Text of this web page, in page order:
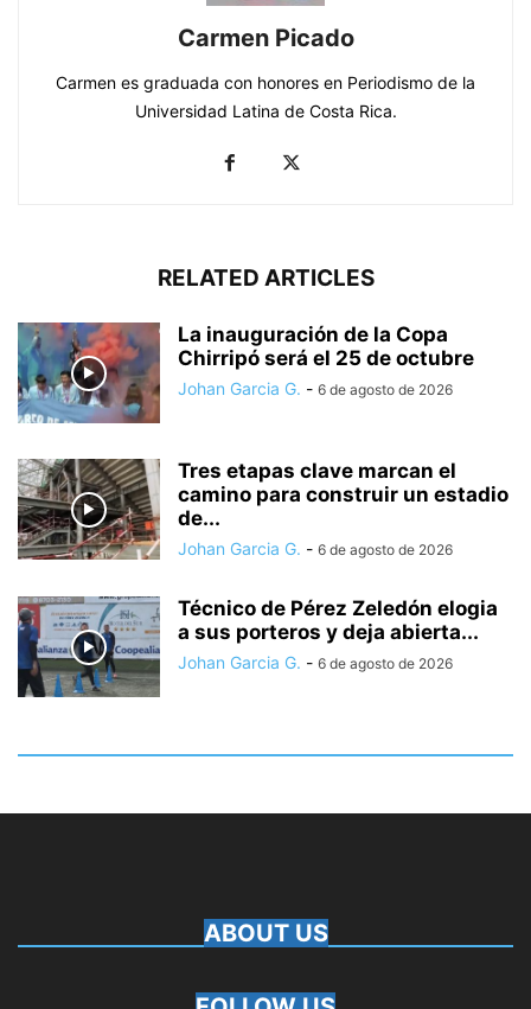
Carmen Picado
Carmen es graduada con honores en Periodismo de la
Universidad Latina de Costa Rica.
RELATED ARTICLES
La inauguración de la Copa
Chirripó será el 25 de octubre
Johan Garcia G. - 6 de agosto de 2026
Tres etapas clave marcan el
camino para construir un estadio
de...
Johan Garcia G. - 6 de agosto de 2026
Técnico de Pérez Zeledón elogia
a sus porteros y deja abierta...
Johan Garcia G. - 6 de agosto de 2026
ABOUT US